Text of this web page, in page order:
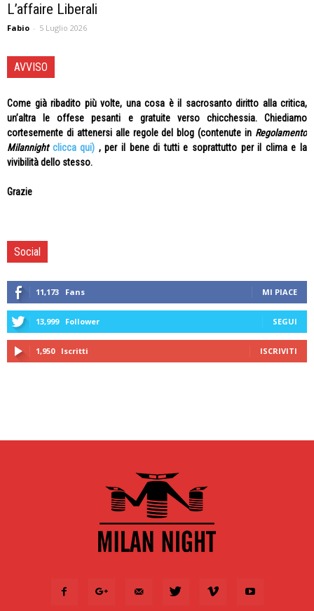
L’affaire Liberali
Fabio - 5 Luglio 2026
AVVISO
Come già ribadito più volte, una cosa è il sacrosanto diritto alla critica,
un’altra le offese pesanti e gratuite verso chicchessia. Chiediamo
cortesemente di attenersi alle regole del blog (contenute in Regolamento
Milannight clicca qui) , per il bene di tutti e soprattutto per il clima e la
vivibilità dello stesso.
Grazie
Social
11,173 Fans MI PIACE
13,999 Follower SEGUI
1,950 Iscritti ISCRIVITI